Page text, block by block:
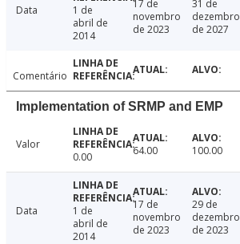
Data
1 de
abril de
2014
17 de
novembro
de 2023
31 de
dezembro
de 2027
Comentário
Implementation of SRMP and EMP
Valor
0.00
64.00 100.00
Data
1 de
abril de
2014
17 de
novembro
de 2023
29 de
dezembro
de 2023